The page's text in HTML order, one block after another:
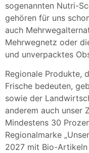
sogenannten Nutri-
gehören für uns
auch
Mehrwegnetz oder
und unverpacktes
Regionale Produkte,
Frische bedeuten,
sowie der
anderem auch unser
Mindestens 30
Regionalmarke
2027 mit Bio-